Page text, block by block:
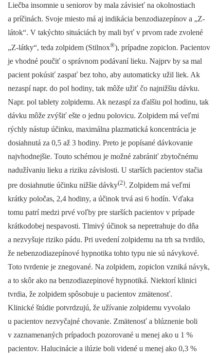
Liečba insomnie u seniorov by mala závisieť na okolnostiach
a príčinách. Svoje miesto má aj indikácia benzodiazepínov a „Z-
látok“. V takýchto situáciách by mali byť v prvom rade zvolené
„Z-látky“, teda zolpidem (Stilnox®), prípadne zopiclon. Pacientov
je vhodné poučiť o správnom podávaní lieku. Najprv by sa mal
pacient pokúsiť zaspať bez toho, aby automaticky užil liek. Ak
nezaspí napr. do pol hodiny, tak môže užiť čo najnižšiu dávku.
Napr. pol tablety zolpidemu. Ak nezaspí za ďalšiu pol hodinu, tak
dávku môže zvýšiť ešte o jednu polovicu. Zolpidem má veľmi
rýchly nástup účinku, maximálna plazmatická koncentrácia je
dosiahnutá za 0,5 až 3 hodiny. Preto je popísané dávkovanie
najvhodnejšie. Touto schémou je možné zabrániť zbytočnému
nadužívaniu lieku a riziku závislosti. U starších pacientov stačia
pre dosiahnutie účinku nižšie dávky(2). Zolpidem má veľmi
krátky poločas, 2,4 hodiny, a účinok trvá asi 6 hodín. Vďaka
tomu patrí medzi prvé voľby pre starších pacientov v prípade
krátkodobej nespavosti. Tlmivý účinok sa nepretrahuje do dňa
a nezvyšuje riziko pádu. Pri uvedení zolpidemu na trh sa tvrdilo,
že nebenzodiazepínové hypnotika tohto typu nie sú návykové.
Toto tvrdenie je znegované. Na zolpidem, zopiclon vzniká návyk,
a to skôr ako na benzodiazepinové hypnotiká. Niektorí klinici
tvrdia, že zolpidem spôsobuje u pacientov zmätenosť.
Klinické štúdie potvrdzujú, že užívanie zolpidemu vyvolalo
u pacientov nezvyčajné chovanie. Zmätenosť a blúznenie boli
v zaznamenaných prípadoch pozorované u menej ako u 1 %
pacientov. Halucinácie a ilúzie boli videné u menej ako 0,3 %